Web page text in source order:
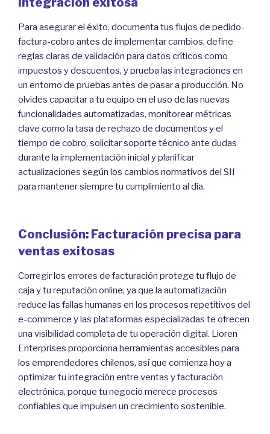
Para asegurar el éxito, documenta tus flujos de pedido-
factura-cobro antes de implementar cambios, define
reglas claras de validación para datos críticos como
impuestos y descuentos, y prueba las integraciones en
un entorno de pruebas antes de pasar a producción. No
olvides capacitar a tu equipo en el uso de las nuevas
funcionalidades automatizadas, monitorear métricas
clave como la tasa de rechazo de documentos y el
tiempo de cobro, solicitar soporte técnico ante dudas
durante la implementación inicial y planificar
actualizaciones según los cambios normativos del SII
para mantener siempre tu cumplimiento al día.
Conclusión: Facturación precisa para
ventas exitosas
Corregir los errores de facturación protege tu flujo de
caja y tu reputación online, ya que la automatización
reduce las fallas humanas en los procesos repetitivos del
e-commerce y las plataformas especializadas te ofrecen
una visibilidad completa de tu operación digital. Lioren
Enterprises proporciona herramientas accesibles para
los emprendedores chilenos, así que comienza hoy a
optimizar tu integración entre ventas y facturación
electrónica, porque tu negocio merece procesos
confiables que impulsen un crecimiento sostenible.